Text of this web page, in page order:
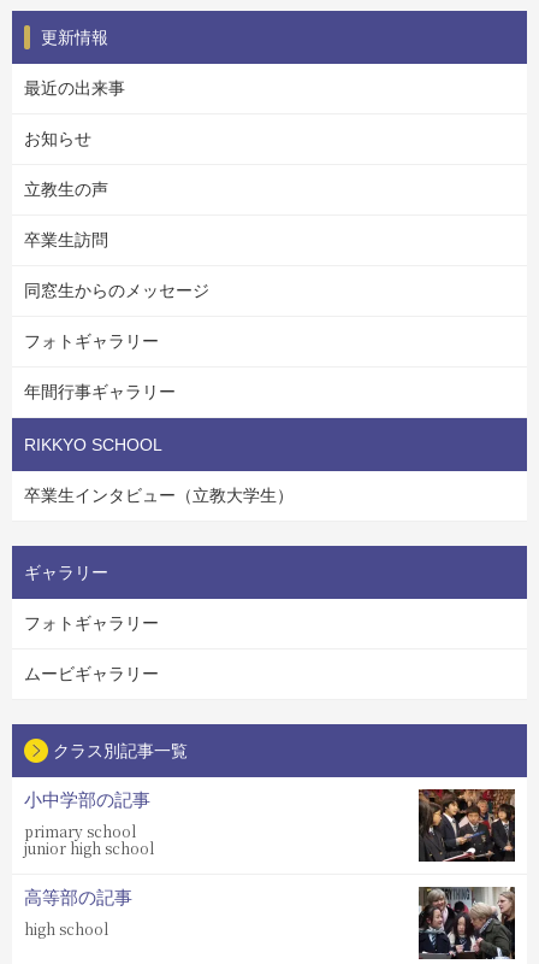
更新情報
最近の出来事
お知らせ
立教生の声
卒業生訪問
同窓生からのメッセージ
フォトギャラリー
年間行事ギャラリー
RIKKYO SCHOOL
卒業生インタビュー（立教大学生）
ギャラリー
フォトギャラリー
ムービギャラリー
クラス別記事一覧
小中学部の記事
primary school
junior high school
高等部の記事
high school